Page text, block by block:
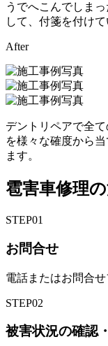
うでへこんでしま
して、付箋を付けて
After
デントリペアで全
を様々な確度から
ます。
雹害車修理
STEP01
お問合せ
電話またはお問合
STEP02
被害状況の確認